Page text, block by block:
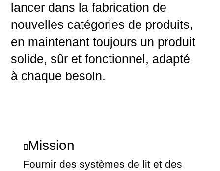
lancer dans la fabrication de
nouvelles catégories de produits,
en maintenant toujours un produit
solide, sûr et fonctionnel, adapté
à chaque besoin.
Mission
Fournir des systèmes de lit et des